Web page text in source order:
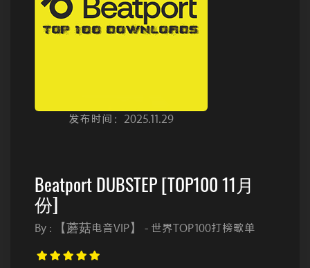
发布时间：2025.11.29
Beatport DUBSTEP [TOP100 11月
份]
By : 【蘑菇电音VIP】 - 世界TOP100打榜歌单